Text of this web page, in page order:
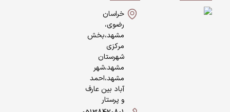
خراسان
رضوی،
مشهد،بخش
مرکزی
شهرستان
مشهد،شهر
مشهد،احمد
آباد بین عارف
و پرستار